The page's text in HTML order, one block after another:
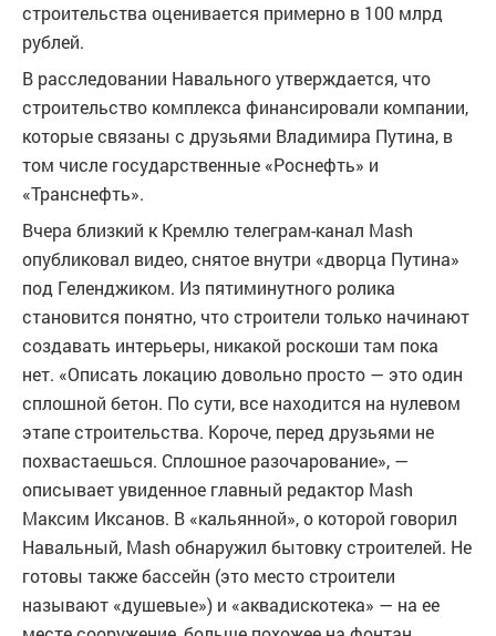
строительства оценивается примерно в 100 млрд
рублей.
В расследовании Навального утверждается, что
строительство комплекса финансировали компании,
которые связаны с друзьями Владимира Путина, в
том числе государственные «Роснефть» и
«Транснефть».
Вчера близкий к Кремлю телеграм-канал Mash
опубликовал видео, снятое внутри «дворца Путина»
под Геленджиком. Из пятиминутного ролика
становится понятно, что строители только начинают
создавать интерьеры, никакой роскоши там пока
нет. «Описать локацию довольно просто — это один
сплошной бетон. По сути, все находится на нулевом
этапе строительства. Короче, перед друзьями не
похвастаешься. Сплошное разочарование», —
описывает увиденное главный редактор Mash
Максим Иксанов. В «кальянной», о которой говорил
Навальный, Mash обнаружил бытовку строителей. Не
готовы также бассейн (это место строители
называют «душевые») и «аквадискотека» — на ее